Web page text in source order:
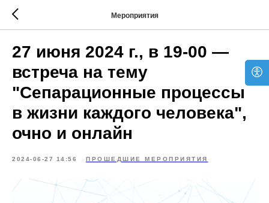
Мероприятия
27 июня 2024 г., в 19-00 —
встреча на тему
"Сепарационные процессы
в жизни каждого человека",
очно и онлайн
2024-06-27 14:56 ПРОШЕДШИЕ МЕРОПРИЯТИЯ